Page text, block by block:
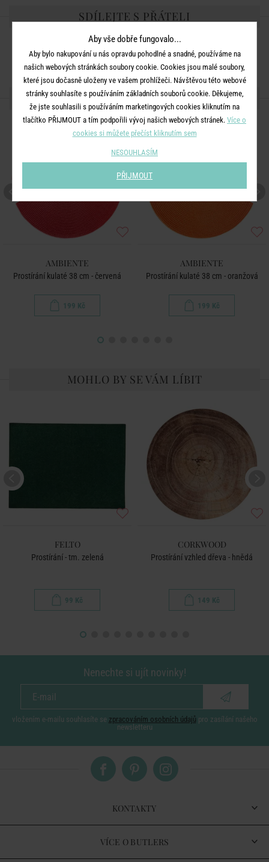
SDÍLEJTE S PŘÁTELI
DALŠÍ PRODUKTY ZE SÉRIE
AMBIENTE
Prostírání kulaté 38 cm - červená
199 Kč
AMBIENTE
Prostírání kulaté 38 cm - oranžová
199 Kč
MOHLO BY SE VÁM LÍBIT
FELTO
Prostírání - tm. zelená
99 Kč
CORKWOOD
Prostírání vzhled dřeva - hnědá
149 Kč
Nenechte si ujít novinky!
vložením e-mailu souhlasíte se zpracováním osobních údajů pro zasílání našeho
newsletteru
KONTAKTY
VÍCE O BUTLERS
Aby vše dobře fungovalo...
Aby bylo nakupování u nás opravdu pohodlné a snadné, používáme na
našich webových stránkách soubory cookie. Cookies jsou malé soubory,
které jsou dočasně uloženy ve vašem prohlížeči. Návštěvou této webové
stránky souhlasíte s používáním základních souborů cookie. Děkujeme,
že jste souhlasili s používáním marketingových cookies kliknutím na
tlačítko PŘIJMOUT a tím podpořili vývoj našich webových stránek. Více o
cookies si můžete přečíst kliknutím sem
NESOUHLASÍM
PŘIJMOUT